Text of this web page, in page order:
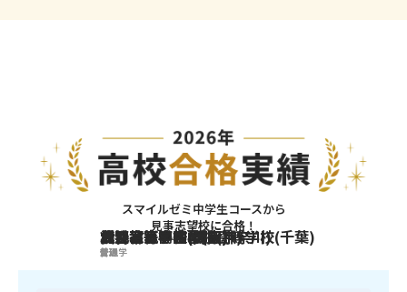
スマイルゼミ中学生コースから
見事志望校に合格！
日比谷高等学校(東京)
普通
横浜翠嵐高等学校(神奈川)
普通
渋谷教育学園幕張高等学校(千葉)
普通
大宮高等学校(埼玉)
普通
刈谷高等学校(愛知)
普通
北野高等学校(大阪)
文理学